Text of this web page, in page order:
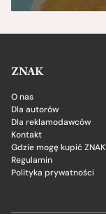
ZNAK
O nas
Dla autorów
Dla reklamodawców
Kontakt
Gdzie mogę kupić
Regulamin
Polityka prywatności